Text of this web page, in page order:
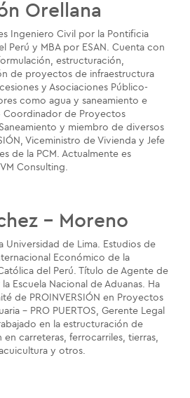
Orellana
Ingeniero Civil por la Pontificia
Perú y MBA por ESAN. Cuenta con
estructuración,
de proyectos de infraestructura
y Asociaciones Público-
como agua y saneamiento e
Coordinador de Proyectos
y miembro de diversos
Viceministro de Vivienda y Jefe
de la PCM. Actualmente es
Consulting.
- Moreno
Universidad de Lima. Estudios de
Económico de la
del Perú. Título de Agente de
Escuela Nacional de Aduanas. Ha
de PROINVERSIÓN en Proyectos
– PRO PUERTOS, Gerente Legal
en la estructuración de
carreteras, ferrocarriles, tierras,
y otros.